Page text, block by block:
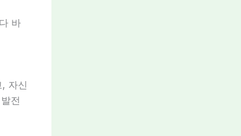
바
자신
전